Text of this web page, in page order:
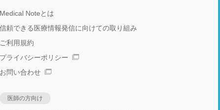
Medical Noteとは
信頼できる医療情報発信に向けての取り組み
ご利用規約
プライバシーポリシー
お問い合わせ
医師の方向け